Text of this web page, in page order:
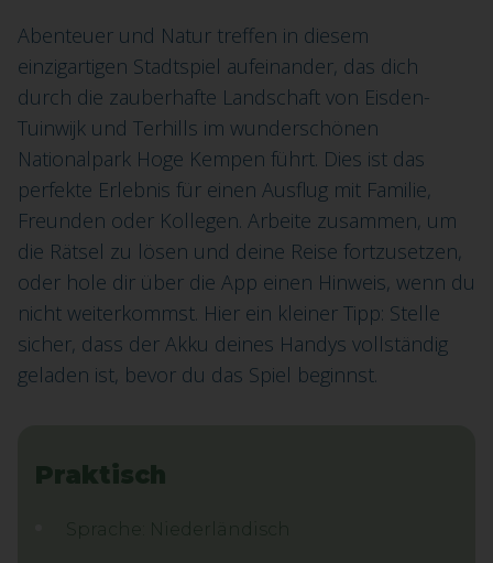
Abenteuer und Natur treffen in diesem
einzigartigen Stadtspiel aufeinander, das dich
durch die zauberhafte Landschaft von Eisden-
Tuinwijk und Terhills im wunderschönen
Nationalpark Hoge Kempen führt. Dies ist das
perfekte Erlebnis für einen Ausflug mit Familie,
Freunden oder Kollegen. Arbeite zusammen, um
die Rätsel zu lösen und deine Reise fortzusetzen,
oder hole dir über die App einen Hinweis, wenn du
nicht weiterkommst. Hier ein kleiner Tipp: Stelle
sicher, dass der Akku deines Handys vollständig
geladen ist, bevor du das Spiel beginnst.
Praktisch
Sprache: Niederländisch